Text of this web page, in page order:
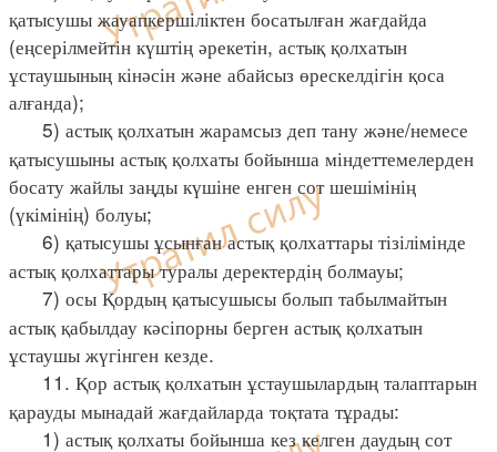
қатысушы жауапкершіліктен босатылған жағдайда
(еңсерілмейтін күштің әрекетін, астық қолхатын
ұстаушының кінәсін және абайсыз өрескелдігін қоса
алғанда);
5) астық қолхатын жарамсыз деп тану және/немесе
қатысушыны астық қолхаты бойынша міндеттемелерден
босату жайлы заңды күшіне енген сот шешімінің
(үкімінің) болуы;
6) қатысушы ұсынған астық қолхаттары тізілімінде
астық қолхаттары туралы деректердің болмауы;
7) осы Қордың қатысушысы болып табылмайтын
астық қабылдау кәсіпорны берген астық қолхатын
ұстаушы жүгінген кезде.
11. Қор астық қолхатын ұстаушылардың талаптарын
қарауды мынадай жағдайларда тоқтата тұрады:
1) астық қолхаты бойынша кез келген даудың сот